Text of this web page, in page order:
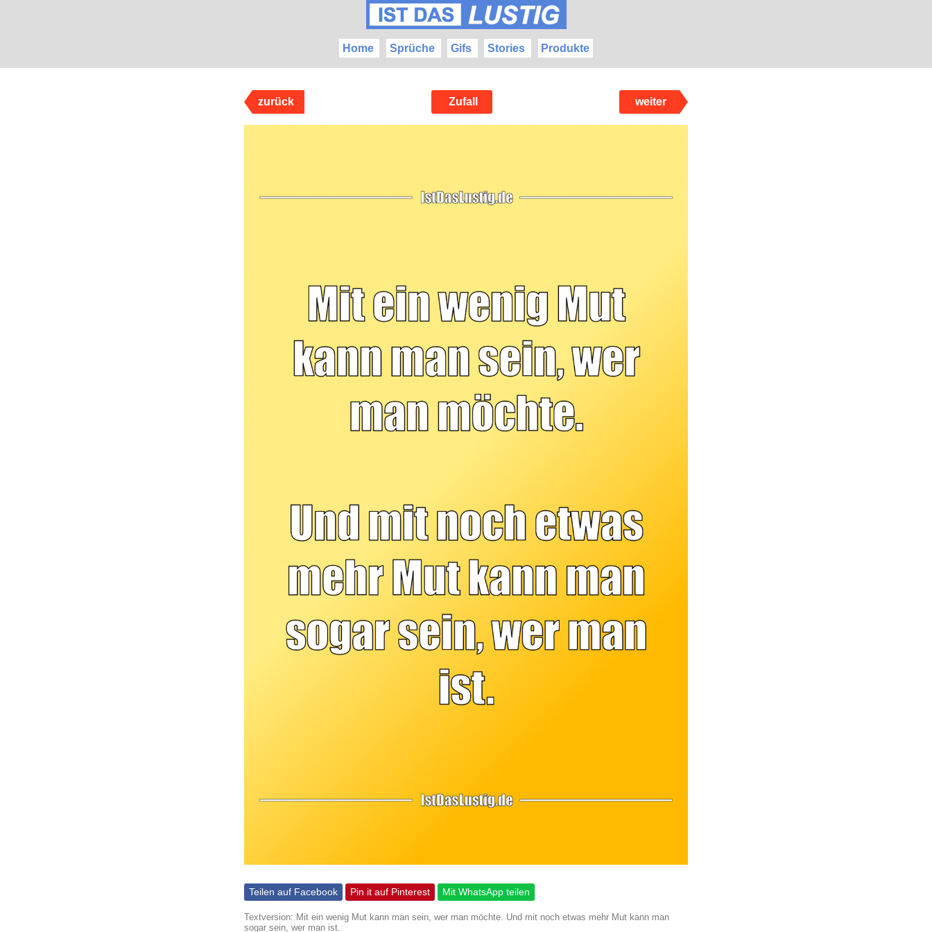
Home Sprüche Gifs Stories Produkte
zurück Zufall weiter
Teilen auf Facebook Pin it auf Pinterest Mit WhatsApp teilen
Textversion: Mit ein wenig Mut kann man sein, wer man möchte. Und mit noch etwas mehr Mut kann man
sogar sein, wer man ist.